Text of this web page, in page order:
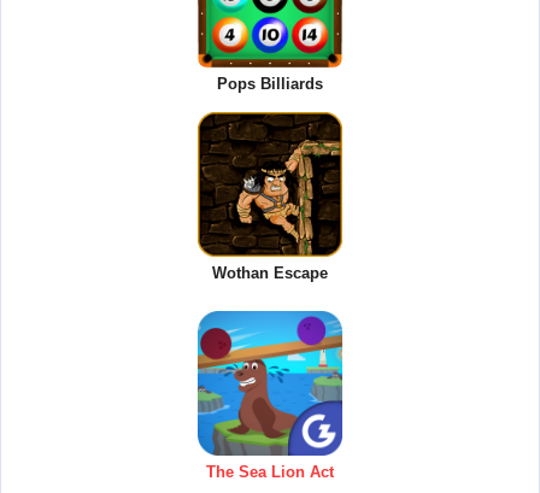
Pops Billiards
Wothan Escape
The Sea Lion Act